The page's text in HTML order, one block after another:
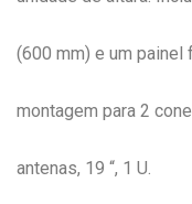
(600 mm) e um
montagem para 2
antenas, 19 “, 1 U.